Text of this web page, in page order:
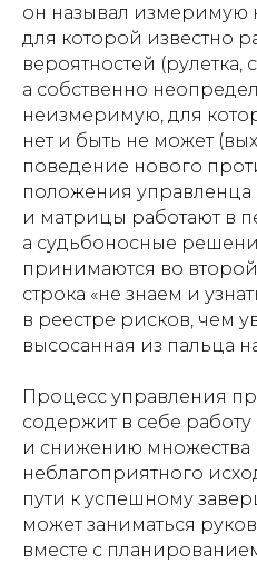
он называл измеримую
для которой известно
вероятностей (рулетка,
а собственно
неизмеримую, для
нет и быть не может
поведение нового
положения управленца
и матрицы работают в
а судьбоносные
принимаются во второй
строка «не знаем и
в реестре рисков, чем
высосанная из пальца
Процесс управления
содержит в себе
и снижению множества
неблагоприятного
пути к успешному
может заниматься
вместе с